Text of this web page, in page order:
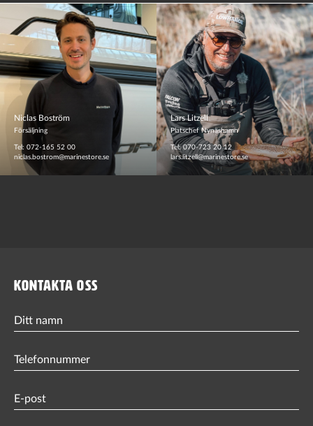
Niclas Boström
Försäljning
Tel: 072-165 52 00
niclas.bostrom@marinestore.se
Lars Litzell
Platschef Nynäshamn
Tel: 070-723 20 12
lars.litzell@marinestore.se
KONTAKTA OSS
Ditt
namn
Phone
(Obligatorisk)
Email
(Obligatorisk)